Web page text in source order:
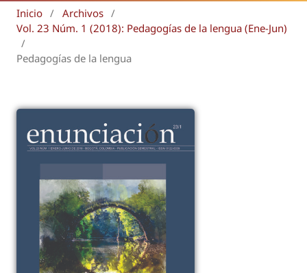
Inicio / Archivos /
Vol. 23 Núm. 1 (2018): Pedagogías de la lengua (Ene-Jun)
/
Pedagogías de la lengua